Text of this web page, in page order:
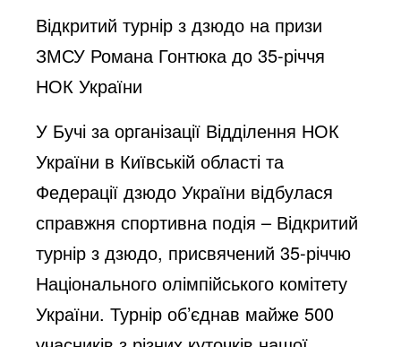
Відкритий турнір з дзюдо на призи
ЗМСУ Романа Гонтюка до 35-річчя
НОК України
У Бучі за організації Відділення НОК
України в Київській області та
Федерації дзюдо України відбулася
справжня спортивна подія – Відкритий
турнір з дзюдо, присвячений 35-річчю
Національного олімпійського комітету
України. Турнір об’єднав майже 500